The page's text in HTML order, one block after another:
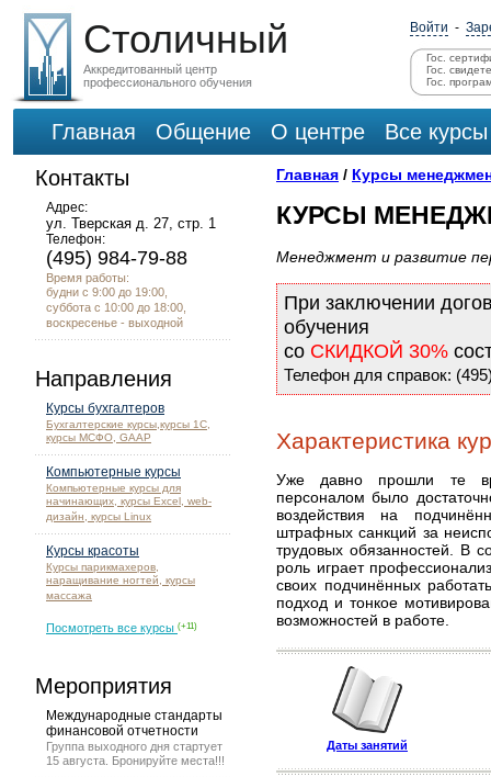
Столичный
Аккредитованный центр
профессионального обучения
Войти -
Гос.
Гос.
Гос.
Главная Общение О центре
Все курсы
Контакты
Адрес:
ул. Тверская д. 27, стр. 1
Телефон:
(495) 984-79-88
Время работы:
будни с 9:00 до 19:00,
суббота с 10:00 до 18:00,
воскресенье - выходной
Направления
Курсы бухгалтеров
Бухгалтерские курсы,курсы 1С,
курсы МСФО, GAAP
Компьютерные курсы
Компьютерные курсы для
начинающих, курсы Excel, web-
дизайн, курсы Linux
Курсы красоты
Курсы парикмахеров,
наращивание ногтей, курсы
массажа
Посмотреть все курсы (+11)
Мероприятия
Международные стандарты
финансовой отчетности
Группа выходного дня стартует
15 августа. Бронируйте места!!!
Главная / Курсы
КУРСЫ
Менеджмент и развитие
При заключении
обучения
со СКИДКОЙ 30%
Телефон для справок:
Характеристика
Уже давно прошли те
персоналом было
воздействия на
штрафных санкций за
трудовых обязанностей. В
роль играет
своих подчинённых
подход и тонкое
возможностей в работе.
Даты занятий